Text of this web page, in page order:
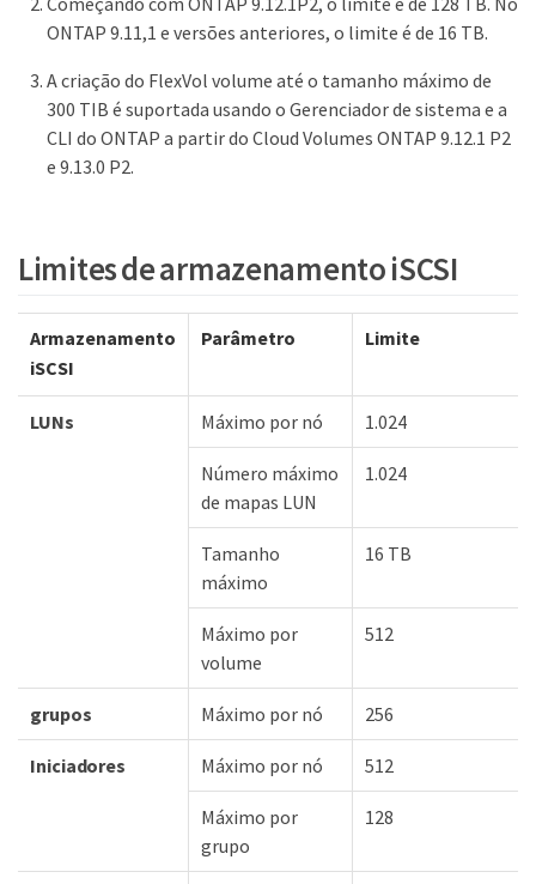
ONTAP 9.11,1 e versões anteriores, o limite é de 16 TB.
A criação do FlexVol volume até o tamanho máximo de
300 TIB é suportada usando o Gerenciador de sistema e a
CLI do ONTAP a partir do Cloud Volumes ONTAP 9.12.1 P2
e 9.13.0 P2.
Limites de armazenamento iSCSI
Armazenamento
iSCSI
Parâmetro Limite
LUNs Máximo por nó 1.024
Número máximo
de mapas LUN
1.024
Tamanho
máximo
16 TB
Máximo por
volume
512
grupos Máximo por nó 256
Iniciadores Máximo por nó 512
Máximo por
grupo
128